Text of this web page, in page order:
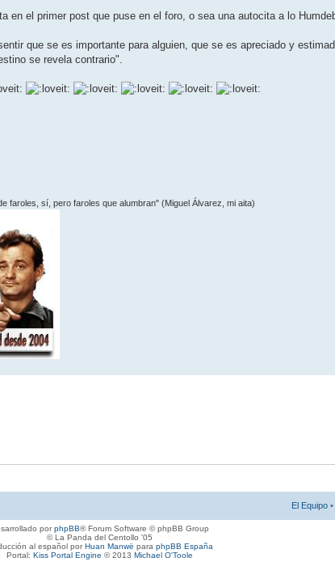
en el primer post que puse en el foro, o sea una autocita a lo
que se es importante para alguien, que se es apreciado y
se revela contrario".
faroles, sí­, pero faroles que alumbran" (Miguel Álvarez, mi aita)
El Equipo •
porphpBB® Forum Software © phpBB Group
© La Panda del Centollo '05
al español porHuan Manwë para phpBB España
Portal: Kiss Portal Engine © 2013 Michael O'Toole